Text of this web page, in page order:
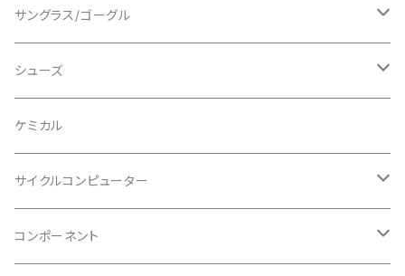
AVID/アヴィド
BAR MITTS/バーミッツ
BAZOOKA/バズーカ
BBB/ビービービー
BELL/ベル
ショートスリーブ
ショーツ
ビブタイプ
パンツ / タイツ
上下セット
グローブ
指切り
ソックス
ニー/膝
その他
ロード
マウンテンバイク
フルフェイス
キッズ
サングラス/ゴーグル
アクセサリー
シューズ
ロード
グラベル
マウンテンバイク
ケミカル
サイクルコンピューター
ヘッドユニット
コンポーネント